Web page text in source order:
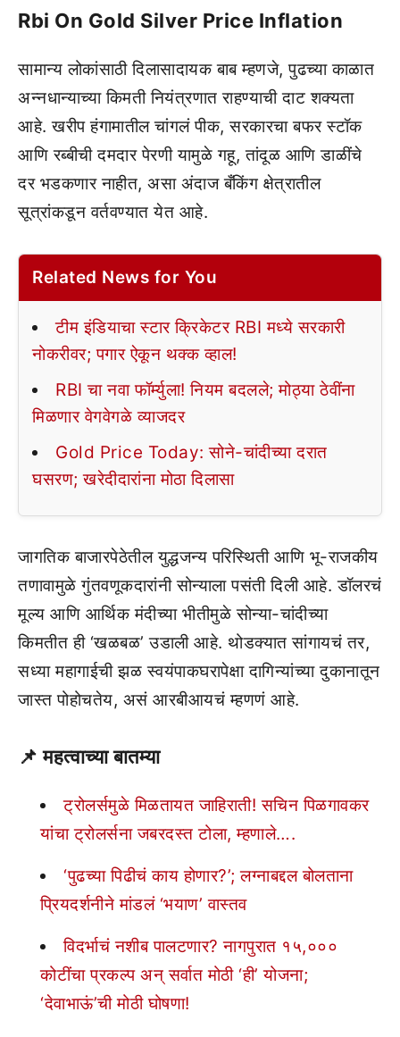
Rbi On Gold Silver Price Inflation
सामान्य लोकांसाठी दिलासादायक बाब म्हणजे, पुढच्या काळात
अन्नधान्याच्या किमती नियंत्रणात राहण्याची दाट शक्यता
आहे. खरीप हंगामातील चांगलं पीक, सरकारचा बफर स्टॉक
आणि रब्बीची दमदार पेरणी यामुळे गहू, तांदूळ आणि डाळींचे
दर भडकणार नाहीत, असा अंदाज बँकिंग क्षेत्रातील
सूत्रांकडून वर्तवण्यात येत आहे.
Related News for You
टीम इंडियाचा स्टार क्रिकेटर RBI मध्ये सरकारी
नोकरीवर; पगार ऐकून थक्क व्हाल!
RBI चा नवा फॉर्म्युला! नियम बदलले; मोठ्या ठेवींना
मिळणार वेगवेगळे व्याजदर
Gold Price Today: सोने-चांदीच्या दरात
घसरण; खरेदीदारांना मोठा दिलासा
जागतिक बाजारपेठेतील युद्धजन्य परिस्थिती आणि भू-राजकीय
तणावामुळे गुंतवणूकदारांनी सोन्याला पसंती दिली आहे. डॉलरचं
मूल्य आणि आर्थिक मंदीच्या भीतीमुळे सोन्या-चांदीच्या
किमतीत ही ‘खळबळ’ उडाली आहे. थोडक्यात सांगायचं तर,
सध्या महागाईची झळ स्वयंपाकघरापेक्षा दागिन्यांच्या दुकानातून
जास्त पोहोचतेय, असं आरबीआयचं म्हणणं आहे.
📌 महत्वाच्या बातम्या
ट्रोलर्समुळे मिळतायत जाहिराती! सचिन पिळगावकर
यांचा ट्रोलर्सना जबरदस्त टोला, म्हणाले….
‘पुढच्या पिढीचं काय होणार?’; लग्नाबद्दल बोलताना
प्रियदर्शनीने मांडलं ‘भयाण’ वास्तव
विदर्भाचं नशीब पालटणार? नागपुरात १५,०००
कोटींचा प्रकल्प अन् सर्वात मोठी ‘ही’ योजना;
‘देवाभाऊं’ची मोठी घोषणा!